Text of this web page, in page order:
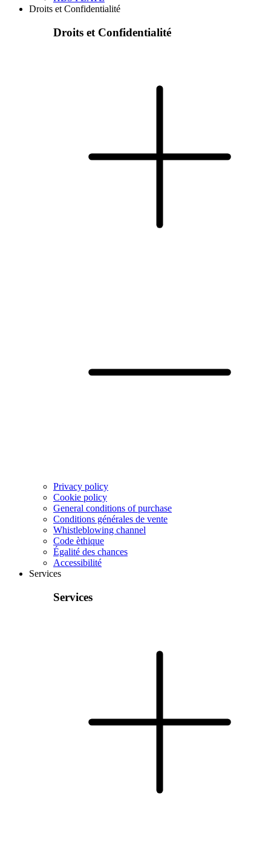
Droits et Confidentialité
Droits et Confidentialité
Privacy policy
Cookie policy
General conditions of purchase
Conditions générales de vente
Whistleblowing channel
Code èthique
Égalité des chances
Accessibilité
Services
Services